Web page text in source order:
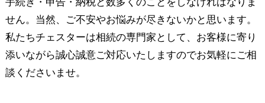
せん。当然、ご不安やお悩みが尽きないかと思います。
私たちチェスターは相続の専門家として、お客様に寄り
添いながら誠心誠意ご対応いたしますのでお気軽にご相
談くださいませ。